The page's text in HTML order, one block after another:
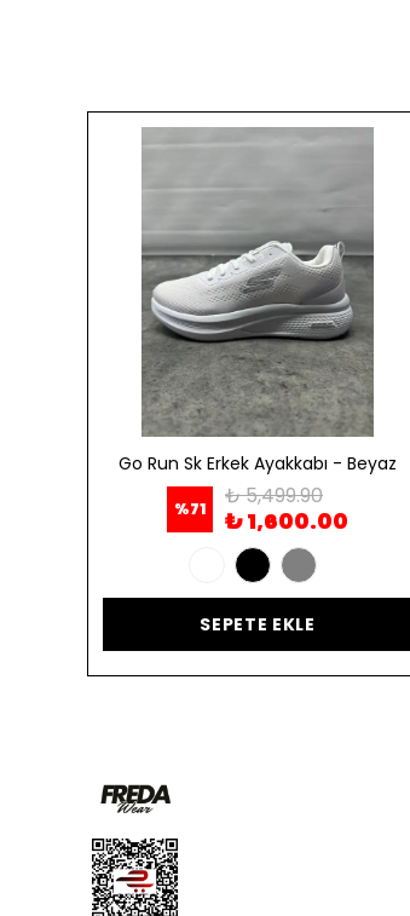
Go Run Sk Erkek Ayakkabı - Beyaz
%71 ₺ 5,499.90
₺ 1,600.00
SEPETE EKLE